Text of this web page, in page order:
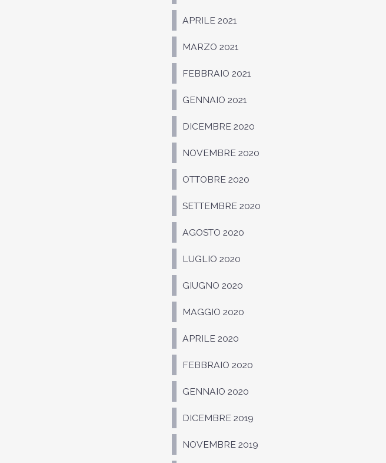
APRILE 2021
MARZO 2021
FEBBRAIO 2021
GENNAIO 2021
DICEMBRE 2020
NOVEMBRE 2020
OTTOBRE 2020
SETTEMBRE 2020
AGOSTO 2020
LUGLIO 2020
GIUGNO 2020
MAGGIO 2020
APRILE 2020
FEBBRAIO 2020
GENNAIO 2020
DICEMBRE 2019
NOVEMBRE 2019